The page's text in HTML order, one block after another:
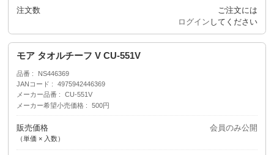
注文数
ご注文には
ログイン してください
モア タオルチーフ V CU-551V
品番
NS446369
JANコード
4975942446369
メーカー品番
CU-551V
メーカー希望小売価格
500円
販売価格
（単価 × 入数）
会員のみ公開